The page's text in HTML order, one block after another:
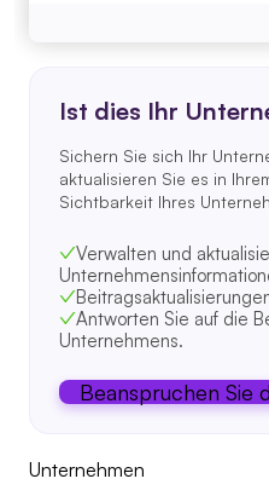
Ist dies Ihr
Sichern Sie sich Ihr
aktualisieren Sie es in
Sichtbarkeit Ihres
Verwalten und
Antworten Sie auf die
Unternehmens.
Beanspruchen Sie
Unternehmen